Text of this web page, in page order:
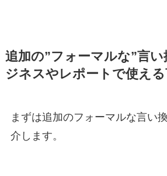
追加の”フォーマルな”言
ジネスやレポートで使える
まずは追加のフォーマルな言い
介します。